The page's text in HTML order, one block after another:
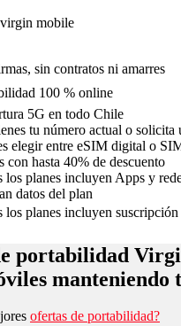
sin contratos ni amarres
100 % online
5G en todo Chile
tu número actual o solicita
elegir entre eSIM digital o
con hasta 40% de descuento
los planes incluyen Apps y
datos del plan
planes incluyen suscripción
portabilidad
manteniendo
ofertas de portabilidad?